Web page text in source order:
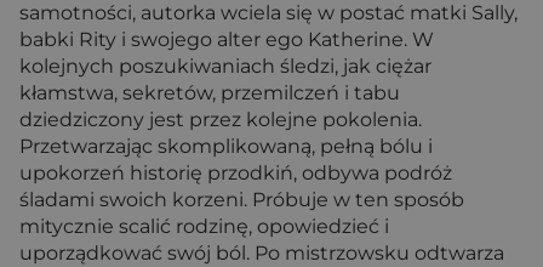
samotności, autorka wciela się w postać matki Sally,
babki Rity i swojego alter ego Katherine. W
kolejnych poszukiwaniach śledzi, jak ciężar
kłamstwa, sekretów, przemilczeń i tabu
dziedziczony jest przez kolejne pokolenia.
Przetwarzając skomplikowaną, pełną bólu i
upokorzeń historię przodkiń, odbywa podróż
śladami swoich korzeni. Próbuje w ten sposób
mitycznie scalić rodzinę, opowiedzieć i
uporządkować swój ból. Po mistrzowsku odtwarza